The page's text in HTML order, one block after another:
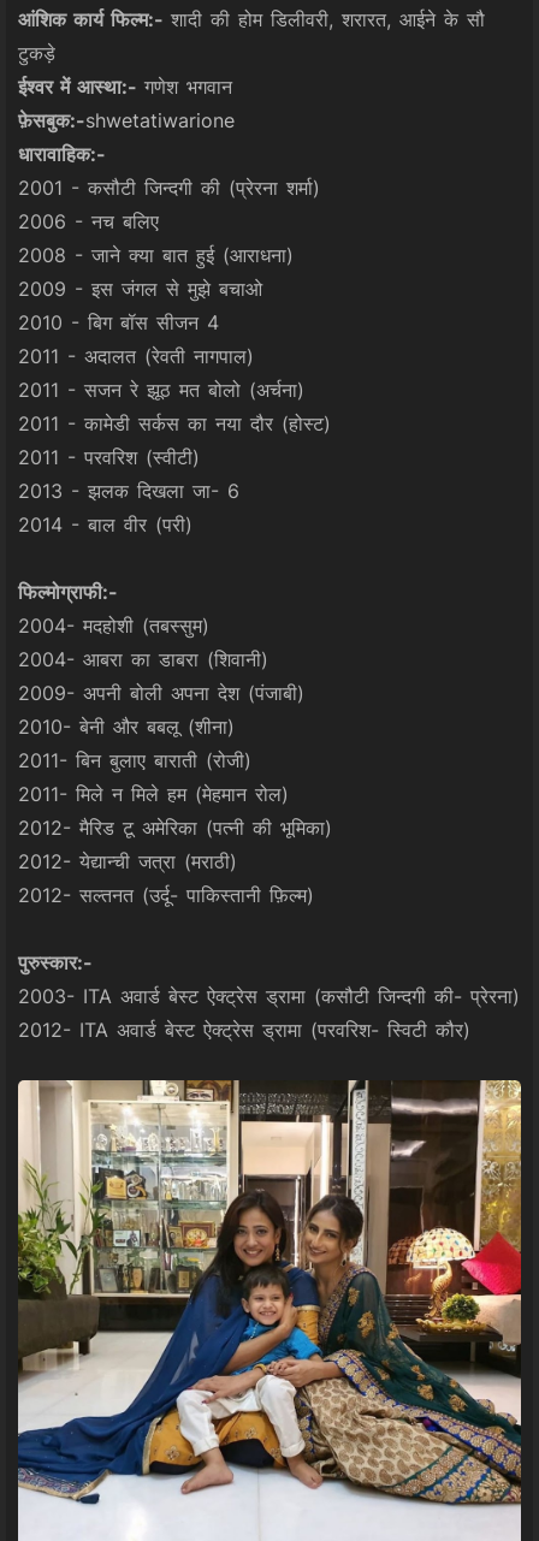
आंशिक कार्य फिल्म:- शादी की होम डिलीवरी, शरारत, आईने के सौ
टुकड़े
ईश्वर में आस्था:- गणेश भगवान
फ़ेसबुक:-shwetatiwarione
धारावाहिक:-
2001 - कसौटी जिन्दगी की (प्रेरना शर्मा)
2006 - नच बलिए
2008 - जाने क्या बात हुई (आराधना)
2009 - इस जंगल से मुझे बचाओ
2010 - बिग बॉस सीजन 4
2011 - अदालत (रेवती नागपाल)
2011 - सजन रे झूठ मत बोलो (अर्चना)
2011 - कामेडी सर्कस का नया दौर (होस्ट)
2011 - परवरिश (स्वीटी)
2013 - झलक दिखला जा- 6
2014 - बाल वीर (परी)
फिल्मोग्राफी:-
2004- मदहोशी (तबस्सुम)
2004- आबरा का डाबरा (शिवानी)
2009- अपनी बोली अपना देश (पंजाबी)
2010- बेनी और बबलू (शीना)
2011- बिन बुलाए बाराती (रोजी)
2011- मिले न मिले हम (मेहमान रोल)
2012- मैरिड टू अमेरिका (पत्नी की भूमिका)
2012- येद्यान्ची जत्रा (मराठी)
2012- सल्तनत (उर्दू- पाकिस्तानी फ़िल्म)
पुरुस्कार:-
2003- ITA अवार्ड बेस्ट ऐक्ट्रेस ड्रामा (कसौटी जिन्दगी की- प्रेरना)
2012- ITA अवार्ड बेस्ट ऐक्ट्रेस ड्रामा (परवरिश- स्विटी कौर)